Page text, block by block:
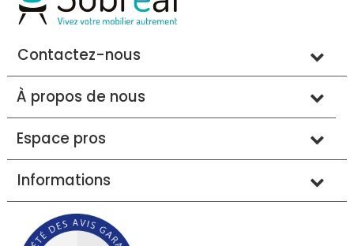
Contactez-nous
À propos de nous
Espace pros
Informations